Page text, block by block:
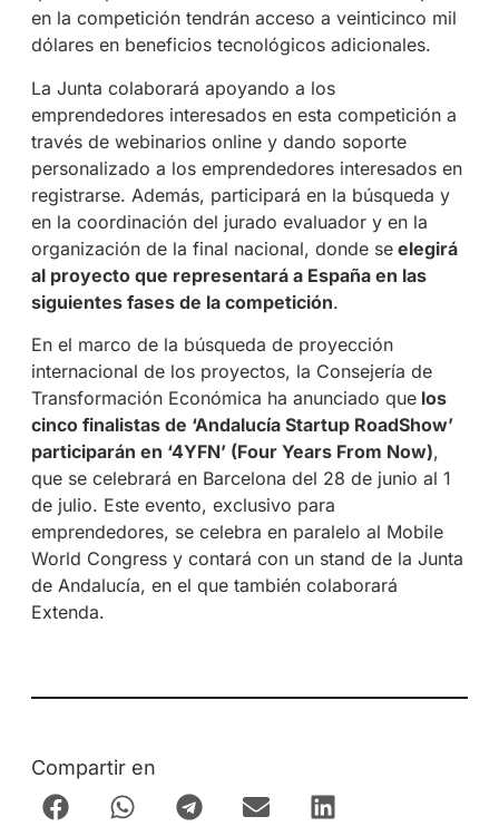
en la competición tendrán acceso a veinticinco mil
dólares en beneficios tecnológicos adicionales.
La Junta colaborará apoyando a los
emprendedores interesados en esta competición a
través de webinarios online y dando soporte
personalizado a los emprendedores interesados en
registrarse. Además, participará en la búsqueda y
en la coordinación del jurado evaluador y en la
organización de la final nacional, donde seelegirá
al proyecto que representará a España en las
siguientes fases de la competición.
En el marco de la búsqueda de proyección
internacional de los proyectos, la Consejería de
Transformación Económica ha anunciado quelos
cinco finalistas de ‘Andalucía Startup RoadShow’
participarán en ‘4YFN’ (Four Years From Now),
que se celebrará en Barcelona del 28 de junio al 1
de julio. Este evento, exclusivo para
emprendedores, se celebra en paralelo al Mobile
World Congress y contará con un stand de la Junta
de Andalucía, en el que también colaborará
Extenda.
Compartir en